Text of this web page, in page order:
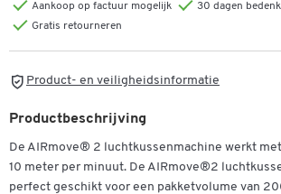
Aankoop op factuur mogelijk
30 dagen
Gratis retourneren
Product- en veiligheidsinformatie
Productbeschrijving
De AIRmove® 2 luchtkussenmachine werkt
10 meter per minuut. De AIRmove®2
perfect geschikt voor een pakketvolume van